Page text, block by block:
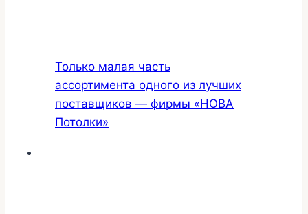
Только малая часть
ассортимента одного из лучших
поставщиков — фирмы «НОВА
Потолки»